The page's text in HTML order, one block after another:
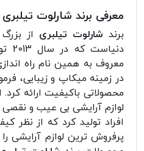
معرفی برند شارلوت تیلبری
برند شارلوت تیلبری از
معروف به همین نام راه
در زمینه میکاپ و زیبایی،
محصولاتی باکیفیت ارائه
لوازم آرایشی بی عیب و
افراد تولید کرد که از نظر
پرفروش ترین لوازم آرایشی